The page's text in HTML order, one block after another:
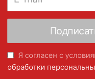
Я согласен с
обработки